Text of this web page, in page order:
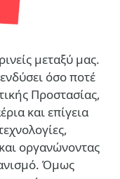
μεταξύ μας.
όσο ποτέ
Προστασίας,
και επίγεια
οργανώνοντας
Όμως